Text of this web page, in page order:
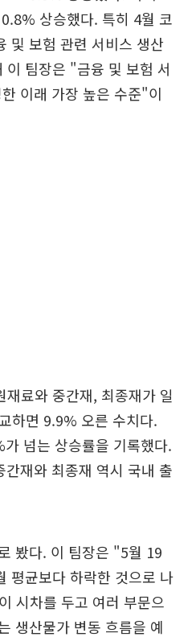
상승했다. 특히 4월 코
및 보험 관련 서비스 생산
팀장은 "금융 및 보험 서
이래 가장 높은 수준"이
료와 중간재, 최종재가 일
하면 9.9% 오른 수치다.
넘는 상승률을 기록했다.
재와 최종재 역시 국내 출
봤다. 이 팀장은 "5월 19
평균보다 하락한 것으로 나
시차를 두고 여러 부문으
생산물가 변동 흐름을 예